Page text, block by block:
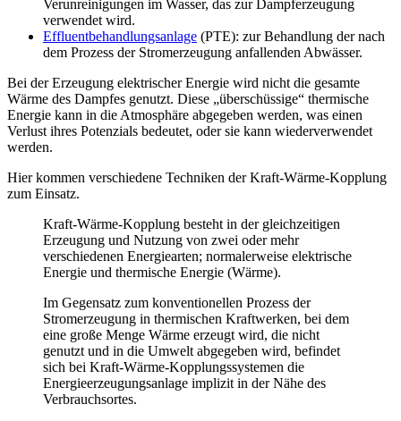
Verunreinigungen im Wasser, das zur Dampferzeugung
verwendet wird.
Effluentbehandlungsanlage (PTE): zur Behandlung der nach
dem Prozess der Stromerzeugung anfallenden Abwässer.
Bei der Erzeugung elektrischer Energie wird nicht die gesamte
Wärme des Dampfes genutzt. Diese „überschüssige“ thermische
Energie kann in die Atmosphäre abgegeben werden, was einen
Verlust ihres Potenzials bedeutet, oder sie kann wiederverwendet
werden.
Hier kommen verschiedene Techniken der Kraft-Wärme-Kopplung
zum Einsatz.
Kraft-Wärme-Kopplung besteht in der gleichzeitigen
Erzeugung und Nutzung von zwei oder mehr
verschiedenen Energiearten; normalerweise elektrische
Energie und thermische Energie (Wärme).
Im Gegensatz zum konventionellen Prozess der
Stromerzeugung in thermischen Kraftwerken, bei dem
eine große Menge Wärme erzeugt wird, die nicht
genutzt und in die Umwelt abgegeben wird, befindet
sich bei Kraft-Wärme-Kopplungssystemen die
Energieerzeugungsanlage implizit in der Nähe des
Verbrauchsortes.